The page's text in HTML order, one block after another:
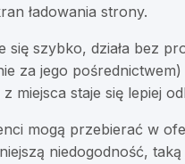
ładowania strony.
się szybko, działa bez
za jego
miejsca staje się lepiej
mogą przebierać w
niedogodność,